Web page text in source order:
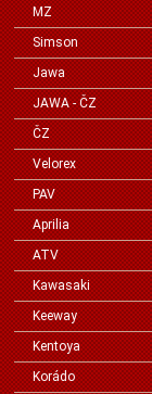
MZ
Simson
Jawa
JAWA - ČZ
ČZ
Velorex
PAV
Aprilia
ATV
Kawasaki
Keeway
Kentoya
Korádo